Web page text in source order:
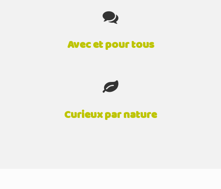
Avec et pour tous
Curieux par nature